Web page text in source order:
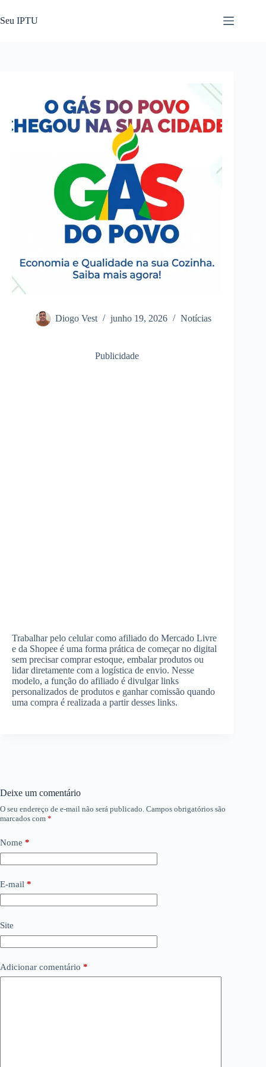
para
o
Seu IPTU
Diogo Vest junho 19, 2026 Notícias
Publicidade
Trabalhar pelo celular como afiliado do Mercado Livre
e da Shopee é uma forma prática de começar no digital
sem precisar comprar estoque, embalar produtos ou
lidar diretamente com a logística de envio. Nesse
modelo, a função do afiliado é divulgar links
personalizados de produtos e ganhar comissão quando
uma compra é realizada a partir desses links.
Deixe um comentário
O seu endereço de e-mail não será publicado. Campos obrigatórios são
marcados com *
Nome *
E-mail *
Site
Adicionar comentário *